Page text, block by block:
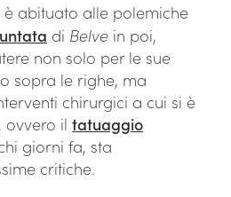
è abituato alle polemiche
di Belve in poi,
non solo per le sue
sopra le righe, ma
chirurgici a cui si è
ovvero il tatuaggio
giorni fa, sta
critiche.